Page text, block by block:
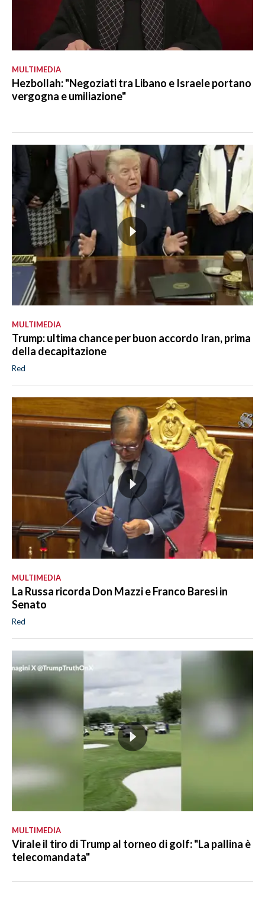
MULTIMEDIA
Hezbollah: "Negoziati tra Libano e Israele portano
vergogna e umiliazione"
MULTIMEDIA
Trump: ultima chance per buon accordo Iran, prima
della decapitazione
Red
MULTIMEDIA
La Russa ricorda Don Mazzi e Franco Baresi in
Senato
Red
MULTIMEDIA
Virale il tiro di Trump al torneo di golf: "La pallina è
telecomandata"